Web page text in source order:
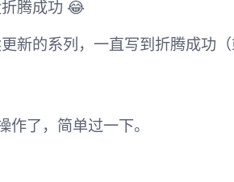
腾成功 😂
新的系列，一直写到折腾成功（
作了，简单过一下。